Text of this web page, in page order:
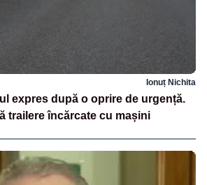
Ionuț Nichita
expres după o oprire de urgență.
trailere încărcate cu mașini